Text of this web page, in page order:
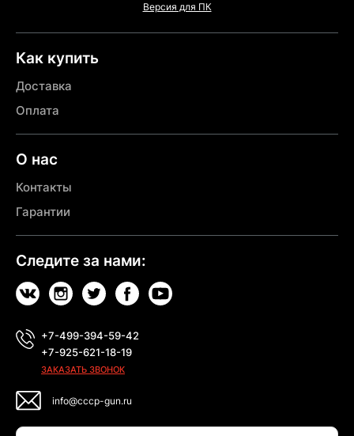
Версия для ПК
Как купить
Доставка
Оплата
О нас
Контакты
Гарантии
Следите за нами:
+7-499-394-59-42
+7-925-621-18-19
ЗАКАЗАТЬ ЗВОНОК
info@cccp-gun.ru